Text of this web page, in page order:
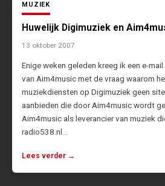
MUZIEK
Huwelijk Digimuziek en
13 oktober 2007
Enige weken geleden kreeg ik een e-
van Aim4music met de vraag waarom
muziekdiensten op Digimuziek geen
aanbieden die door Aim4music wordt
Aim4music als leverancier van muziek
radio538.nl…
Lees verder →